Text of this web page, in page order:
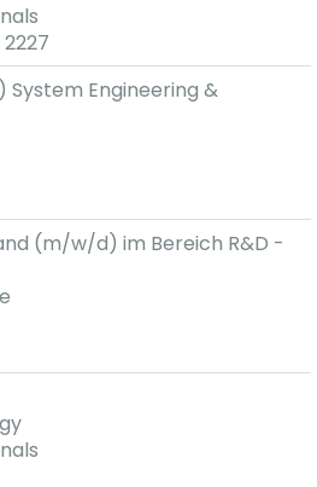
Engineering &
(m/w/d) im Bereich R&D -